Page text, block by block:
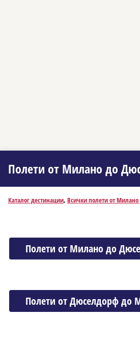
Полети от Миланo до
Каталог дестинации, Всички полети от
Полети от Миланo до
Полети от Дюселдорф до